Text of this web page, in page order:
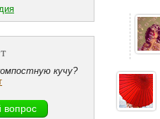
кучу?